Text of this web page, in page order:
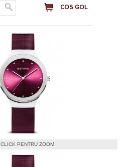
COS GOL
CLICK PENTRU ZOOM